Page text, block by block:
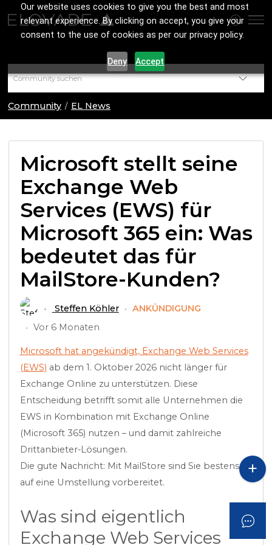
Our website uses cookies to give you the best and most
relevant experience. By clicking on accept, you give your
consent to the use of cookies as per our privacy policy.
Deny Accept
Community EL News
Microsoft stellt seine
Exchange Web
Services (EWS) für
Microsoft 365 ein: Was
bedeutet das für
MailStore-Kunden?
Steffen Köhler
ANKÜNDIGUNG
Vor 6 Monaten
Microsoft hat angekündigt, Exchange Web Services
(EWS) ab dem 1. Oktober 2026 nicht länger für
Exchange Online zu unterstützen. Diese
Entscheidung betrifft somit alle Unternehmen die
EWS in Kombination mit Exchange Online
(Microsoft 365) nutzen – und damit zahlreiche
Drittanbieter-Lösungen.
Die gute Nachricht: Mit MailStore sind Sie bestens
auf eine Umstellung vorbereitet.
Was sind eigentlich
Exchange Web Services